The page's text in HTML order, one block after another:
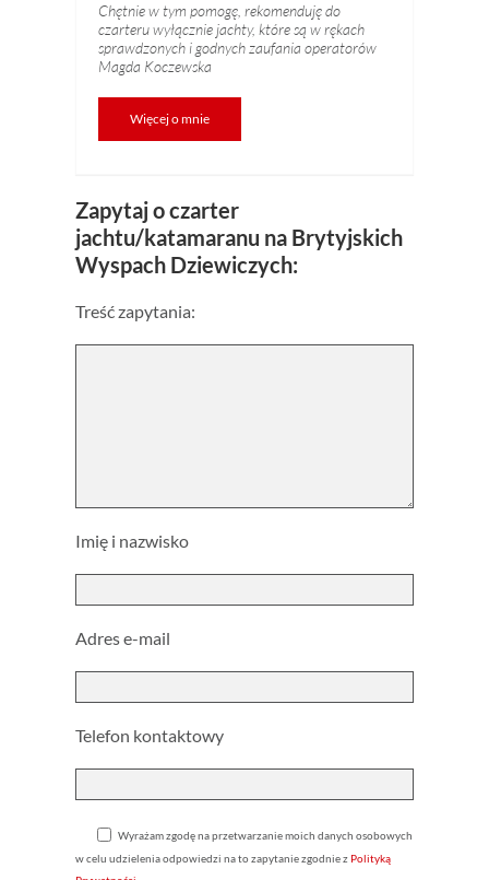
Chętnie w tym pomogę, rekomenduję do
czarteru wyłącznie jachty, które są w rękach
sprawdzonych i godnych zaufania operatorów
Magda Koczewska
Więcej o mnie
Zapytaj o czarter
jachtu/katamaranu na Brytyjskich
Wyspach Dziewiczych:
Treść zapytania:
Imię i nazwisko
Adres e-mail
Telefon kontaktowy
Wyrażam zgodę na przetwarzanie moich danych osobowych
w celu udzielenia odpowiedzi na to zapytanie zgodnie z Polityką